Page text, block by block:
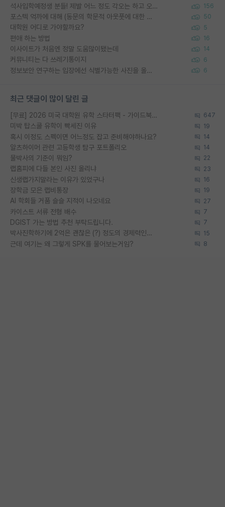
석사입학예정생 분들! 제발 어느 정도 각오는 하고 오세요. 156
포스텍 억까에 대해 (동문의 학문적 아웃풋에 대한 반박) 50
대학원 어디로 가야할까요? 5
편애 하는 방법 16
이사이트가 처음엔 정말 도움많이됐는데 14
커뮤니티는 다 쓰레기통이지 6
정보보안 연구하는 입장에선 식별가능한 사진을 올리는건 비추이긴함 6
최근 댓글이 많이 달린 글
[무료] 2026 미국 대학원 유학 스타터팩 - 가이드북 & 합격자 컨택메일 템플릿 647
미박 탑스쿨 유학이 빡세진 이유 19
혹시 이정도 스펙이면 어느정도 잡고 준비해야하나요? 14
알츠하이머 관련 고등학생 탐구 포트폴리오 14
물박사의 기준이 뭐임? 22
랩홈피에 다들 본인 사진 올리냐 23
신생랩가지말라는 이유가 있었구나 16
장학금 모은 랩비통장 19
AI 학회들 거품 슬슬 지적이 나오네요 27
카이스트 서류 전형 배수 7
DGIST 가는 방법 추천 부탁드립니다. 7
박사진학하기에 2억은 괜찮은 (?) 정도의 경제력인가요 15
근데 여기는 왜 그렇게 SPK를 물어보는거임? 8